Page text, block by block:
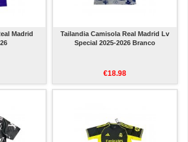
Madrid
Tailandia Camisola Real Madrid Lv
Special 2025-2026 Branco
€18.98